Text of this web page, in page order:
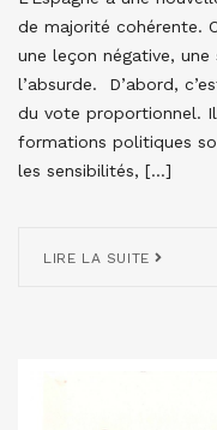
de majorité cohérente.
une leçon négative,
l’absurde. D’abord,
du vote proportionnel.
formations politiques
les sensibilités, […]
LIRE LA SUITE